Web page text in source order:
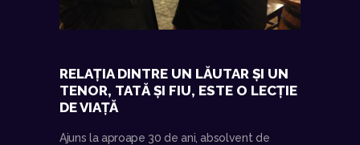
RELAȚIA DINTRE UN LĂUTAR ȘI UN
TENOR, TATĂ ȘI FIU, ESTE O LECȚIE
DE VIAȚĂ
Ajuns la aproape 30 de ani, absolvent de